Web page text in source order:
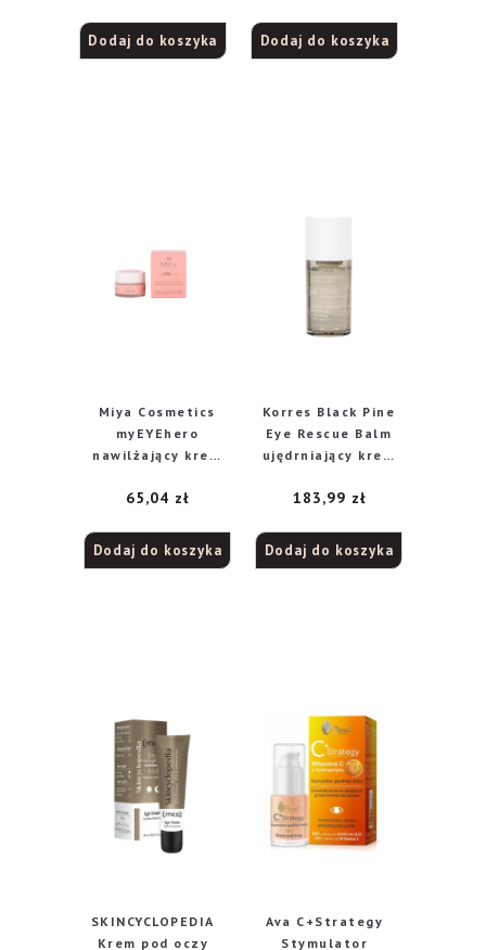
oczy i na powieki
Dodaj do koszyka Dodaj do koszyka
Miya Cosmetics
myEYEhero
nawilżający krem
65,04 zł
Dodaj do koszyka
Korres Black Pine
Eye Rescue Balm
ujędrniający krem
183,99 zł
Dodaj do koszyka
SKINCYCLOPEDIA
Krem pod oczy
Ava C+Strategy
Stymulator